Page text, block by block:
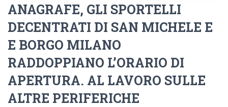
ANAGRAFE, GLI SPORTELLI
DECENTRATI DI SAN MICHELE E
E BORGO MILANO
RADDOPPIANO L’ORARIO DI
APERTURA. AL LAVORO SULLE
ALTRE PERIFERICHE